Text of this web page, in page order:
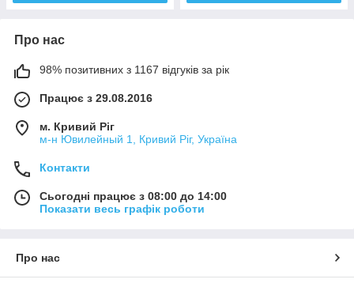
Про нас
98% позитивних з 1167 відгуків за рік
Працює з 29.08.2016
м. Кривий Ріг
м-н Ювилейный 1, Кривий Ріг, Україна
Контакти
Сьогодні працює з 08:00 до 14:00
Показати весь графік роботи
Про нас